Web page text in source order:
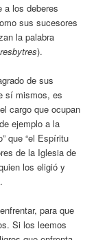
a los deberes
sus sucesores
la palabra
).
de sus
sí mismos, es
cargo que ocupan
ejemplo a la
que “el Espíritu
de la Iglesia de
los eligió y
para que
Si los leemos